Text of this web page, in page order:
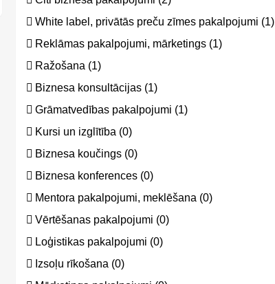
White label, privātās preču zīmes pakalpojumi (1)
Reklāmas pakalpojumi, mārketings (1)
Ražošana (1)
Biznesa konsultācijas (1)
Grāmatvedības pakalpojumi (1)
Kursi un izglītība (0)
Biznesa koučings (0)
Biznesa konferences (0)
Mentora pakalpojumi, meklēšana (0)
Vērtēšanas pakalpojumi (0)
Loģistikas pakalpojumi (0)
Izsoļu rīkošana (0)